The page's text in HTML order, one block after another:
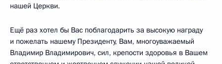
нашей Церкви.
Ещё раз хотел бы Вас поблагодарить за высокую награду
и пожелать нашему Президенту, Вам, многоуважаемый
Владимир Владимирович, сил, крепости здоровья в Вашем